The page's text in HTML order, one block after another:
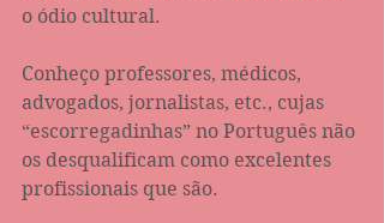
o ódio cultural.
Conheço professores, médicos,
advogados, jornalistas, etc., cujas
“escorregadinhas” no Português não
os desqualificam como excelentes
profissionais que são.